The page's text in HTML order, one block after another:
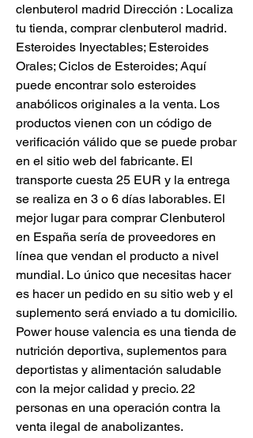
clenbuterol madrid Dirección : Localiza
tu tienda, comprar clenbuterol madrid.
Esteroides Inyectables; Esteroides
Orales; Ciclos de Esteroides; Aquí
puede encontrar solo esteroides
anabólicos originales a la venta. Los
productos vienen con un código de
verificación válido que se puede probar
en el sitio web del fabricante. El
transporte cuesta 25 EUR y la entrega
se realiza en 3 o 6 días laborables. El
mejor lugar para comprar Clenbuterol
en España sería de proveedores en
línea que vendan el producto a nivel
mundial. Lo único que necesitas hacer
es hacer un pedido en su sitio web y el
suplemento será enviado a tu domicilio.
Power house valencia es una tienda de
nutrición deportiva, suplementos para
deportistas y alimentación saludable
con la mejor calidad y precio. 22
personas en una operación contra la
venta ilegal de anabolizantes.